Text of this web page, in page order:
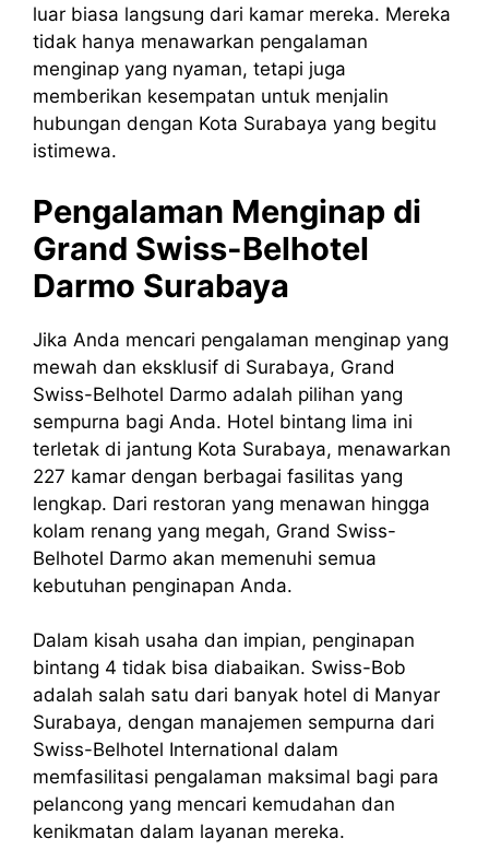
luar biasa langsung dari kamar mereka. Mereka
tidak hanya menawarkan pengalaman
menginap yang nyaman, tetapi juga
memberikan kesempatan untuk menjalin
hubungan dengan Kota Surabaya yang begitu
istimewa.
Pengalaman Menginap di
Grand Swiss-Belhotel
Darmo Surabaya
Jika Anda mencari pengalaman menginap yang
mewah dan eksklusif di Surabaya, Grand
Swiss-Belhotel Darmo adalah pilihan yang
sempurna bagi Anda. Hotel bintang lima ini
terletak di jantung Kota Surabaya, menawarkan
227 kamar dengan berbagai fasilitas yang
lengkap. Dari restoran yang menawan hingga
kolam renang yang megah, Grand Swiss-
Belhotel Darmo akan memenuhi semua
kebutuhan penginapan Anda.
Dalam kisah usaha dan impian, penginapan
bintang 4 tidak bisa diabaikan. Swiss-Bob
adalah salah satu dari banyak hotel di Manyar
Surabaya, dengan manajemen sempurna dari
Swiss-Belhotel International dalam
memfasilitasi pengalaman maksimal bagi para
pelancong yang mencari kemudahan dan
kenikmatan dalam layanan mereka.